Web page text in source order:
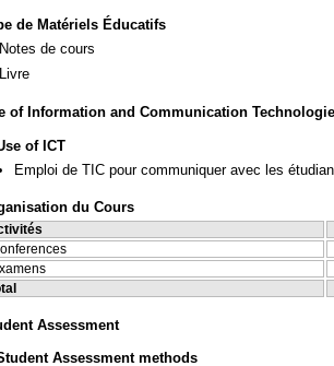
de Matériels Éducatifs
Notes de cours
Livre
of Information and Communication
of ICT
Emploi de TIC pour communiquer avec les
du Cours
Assessment
Assessment methods